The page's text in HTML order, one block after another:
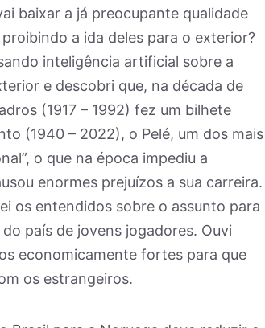
baixar a já preocupante qualidade
a ida deles para o exterior?
inteligência artificial sobre a
e descobri que, na década de
(1917 – 1992) fez um bilhete
(1940 – 2022), o Pelé, um dos mais
o que na época impediu a
enormes prejuízos a sua carreira.
os entendidos sobre o assunto para
país de jovens jogadores. Ouvi
economicamente fortes para que
os estrangeiros.